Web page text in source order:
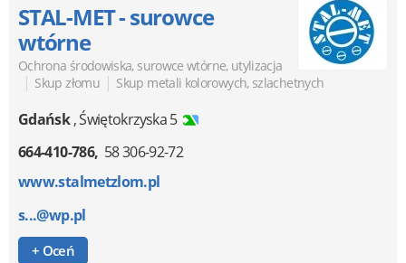
STAL-MET - surowce
wtórne
Ochrona środowiska, surowce wtórne, utylizacja
| Skup złomu | Skup metali kolorowych, szlachetnych
Gdańsk ,Świętokrzyska 5
664-410-786 58 306-92-72
www.stalmetzlom.pl
s...@wp.pl
+ Oceń